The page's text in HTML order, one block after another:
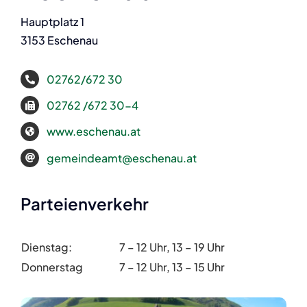
Hauptplatz 1
3153 Eschenau
02762/672 30
02762 /672 30-4
www.eschenau.at
gemeindeamt@eschenau.at
Parteienverkehr
Dienstag:
7 – 12 Uhr, 13 – 19 Uhr
Donnerstag
7 – 12 Uhr, 13 – 15 Uhr